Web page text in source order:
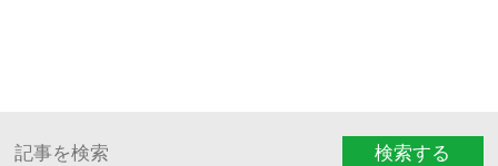
検索する